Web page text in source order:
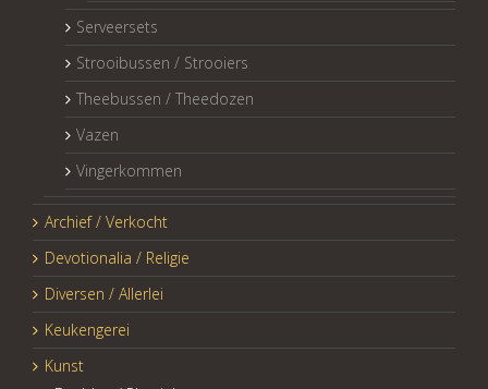
Serveersets
Strooibussen / Strooiers
Theebussen / Theedozen
Vazen
Vingerkommen
Archief / Verkocht
Devotionalia / Religie
Diversen / Allerlei
Keukengerei
Kunst